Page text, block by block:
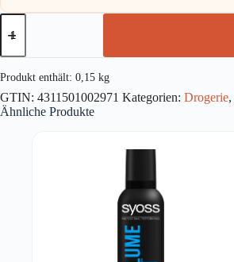
EDEKA
elkos
Mandel
Öl
Menge
Produkt enthält: 0,15 kg
GTIN: 4311501002971 Kategorien: Drogerie,
Ähnliche Produkte